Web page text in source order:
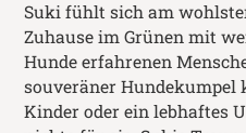
Suki fühlt sich am
Zuhause im Grünen mit
Hunde erfahrenen
souveräner Hundekumpel
Kinder oder ein lebhaftes